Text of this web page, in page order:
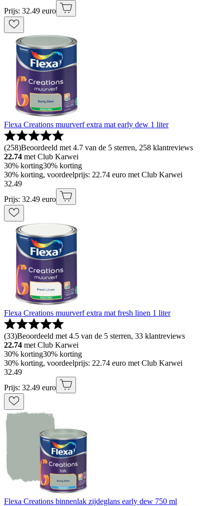
Prijs: 32.49 euro
Flexa Creations muurverf extra mat early dew 1 liter
(258)Beoordeeld met 4.7 van de 5 sterren, 258 klantreviews
22.74 met Club Karwei
30% korting30% korting
30% korting, voordeelprijs: 22.74 euro met Club Karwei
32.49
Prijs: 32.49 euro
Flexa Creations muurverf extra mat fresh linen 1 liter
(33)Beoordeeld met 4.5 van de 5 sterren, 33 klantreviews
22.74 met Club Karwei
30% korting30% korting
30% korting, voordeelprijs: 22.74 euro met Club Karwei
32.49
Prijs: 32.49 euro
Flexa Creations binnenlak zijdeglans early dew 750 ml